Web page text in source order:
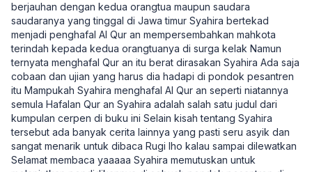
berjauhan dengan kedua orangtua maupun saudara
saudaranya yang tinggal di Jawa timur Syahira bertekad
menjadi penghafal Al Qur an mempersembahkan mahkota
terindah kepada kedua orangtuanya di surga kelak Namun
ternyata menghafal Qur an itu berat dirasakan Syahira Ada saja
cobaan dan ujian yang harus dia hadapi di pondok pesantren
itu Mampukah Syahira menghafal Al Qur an seperti niatannya
semula Hafalan Qur an Syahira adalah salah satu judul dari
kumpulan cerpen di buku ini Selain kisah tentang Syahira
tersebut ada banyak cerita lainnya yang pasti seru asyik dan
sangat menarik untuk dibaca Rugi lho kalau sampai dilewatkan
Selamat membaca yaaaaa Syahira memutuskan untuk